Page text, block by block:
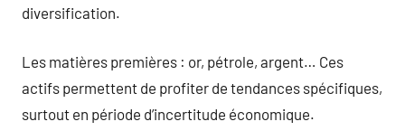
diversification.
Les matières premières : or, pétrole, argent… Ces
actifs permettent de profiter de tendances spécifiques,
surtout en période d’incertitude économique.